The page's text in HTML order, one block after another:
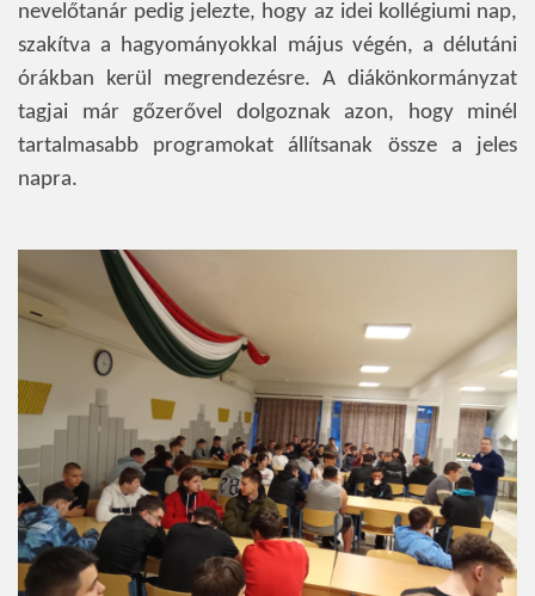
nevelőtanár pedig jelezte, hogy az idei kollégiumi nap,
szakítva a hagyományokkal május végén, a délutáni
órákban kerül megrendezésre. A diákönkormányzat
tagjai már gőzerővel dolgoznak azon, hogy minél
tartalmasabb programokat állítsanak össze a jeles
napra.